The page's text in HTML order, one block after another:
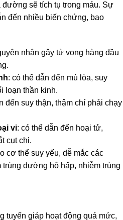
sẽ tích tụ trong máu. Sự
đến nhiều biến chứng, bao
nhân gây tử vong hàng đầu
: có thể dẫn đến mù lòa, suy
loạn thần kinh.
đến suy thận, thậm chí phải chạy
vi: có thể dẫn đến hoại tử,
cụt chi.
cơ thể suy yếu, dễ mắc các
đường hô hấp, nhiễm trùng
tuyến giáp hoạt động quá mức,